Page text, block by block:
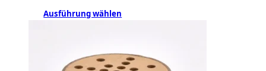
Ausführung wählen
mehrere
Varianten